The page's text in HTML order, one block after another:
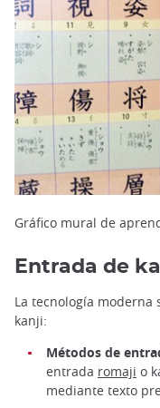
Gráfico mural de
Entrada de
La tecnología moderna
kanji:
Métodos de
entrada romaji o
mediante texto